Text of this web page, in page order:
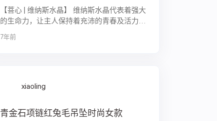
【菩心 | 维纳斯水晶】 维纳斯水晶代表着强大
的生命力，让主人保持着充沛的青春及活力，
能启发心灵，静心宁神！ 散发温暖的女性动
人气质，在温婉中透出自信与积极的行动力，
7年前
xiaoling
青金石项链红兔毛吊坠时尚女款